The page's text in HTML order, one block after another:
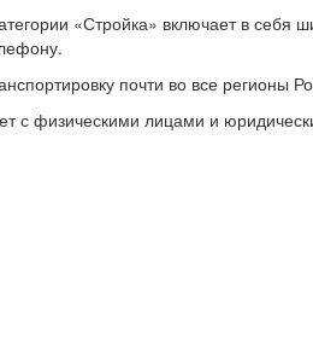
«Стройка» включает в
почти во все регионы
с физическими лицами и